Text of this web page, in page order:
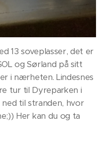
13 soveplasser, det er
og Sørland på sitt
i nærheten. Lindesnes
tur til Dyreparken i
ned til stranden, hvor
Her kan du og ta